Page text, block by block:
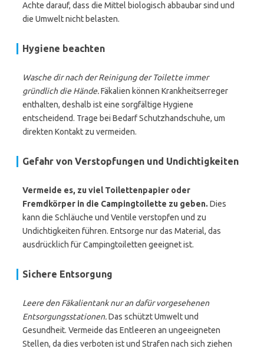
Achte darauf, dass die Mittel biologisch abbaubar sind und
die Umwelt nicht belasten.
Hygiene beachten
Wasche dir nach der Reinigung der Toilette immer
gründlich die Hände.Fäkalien können Krankheitserreger
enthalten, deshalb ist eine sorgfältige Hygiene
entscheidend. Trage bei Bedarf Schutzhandschuhe, um
direkten Kontakt zu vermeiden.
Gefahr von Verstopfungen und Undichtigkeiten
Vermeide es, zu viel Toilettenpapier oder
Fremdkörper in die Campingtoilette zu geben. Dies
kann die Schläuche und Ventile verstopfen und zu
Undichtigkeiten führen. Entsorge nur das Material, das
ausdrücklich für Campingtoiletten geeignet ist.
Sichere Entsorgung
Leere den Fäkalientank nur an dafür vorgesehenen
Entsorgungsstationen.Das schützt Umwelt und
Gesundheit. Vermeide das Entleeren an ungeeigneten
Stellen, da dies verboten ist und Strafen nach sich ziehen